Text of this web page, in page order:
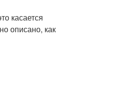
касается
описано, как